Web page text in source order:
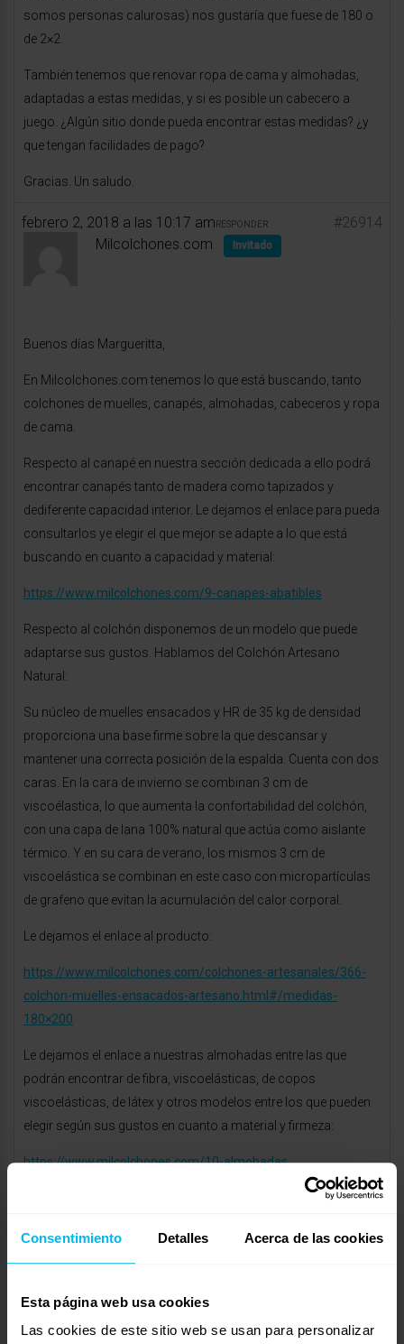
Consentimiento Detalles Acerca de las cookies
Esta página web usa cookies
Las cookies de este sitio web se usan para personalizar
somos personas calurosas) nos gustaría que fuese de 180 o
de 2×2.
También tenemos que renovar ropa de cama y almohadas,
adaptadas a estas medidas, y si es posible un cabecero a
juego. ¿Algún sitio donde pueda encontrar estas medidas? ¿y
que tengan facilidades de pago?
Gracias. Un saludo.
febrero 2, 2018 a las 10:17 am #26914
RESPONDER
Milcolchones.com Invitado
Buenos días Margueritta,
En Milcolchones.com tenemos lo que está buscando, tanto
colchones de muelles, canapés, almohadas, cabeceros y ropa
de cama.
Respecto al canapé en nuestra sección dedicada a ello podrá
encontrar canapés tanto de madera como tapizados y
dediferente capacidad interior. Le dejamos el enlace para pueda
consultarlos ye elegir el que mejor se adapte a lo que está
buscando en cuanto a capacidad y material:
https://www.milcolchones.com/9-canapes-abatibles
Respecto al colchón disponemos de un modelo que puede
adaptarse sus gustos. Hablamos del Colchón Artesano
Natural:
Su núcleo de muelles ensacados y HR de 35 kg de densidad
proporciona una base firme sobre la que descansar y
mantener una correcta posición de la espalda. Cuenta con dos
caras. En la cara de invierno se combinan 3 cm de
viscoélastica, lo que aumenta la confortabilidad del colchón,
con una capa de lana 100% natural que actúa como aislante
térmico. Y en su cara de verano, los mismos 3 cm de
viscoelástica se combinan en este caso con micropartículas
de grafeno que evitan la acumulación del calor corporal.
Le dejamos el enlace al producto:
https://www.milcolchones.com/colchones-artesanales/366-
colchon-muelles-ensacados-artesano.html#/medidas-
180×200
Le dejamos el enlace a nuestras almohadas entre las que
podrán encontrar de fibra, viscoelásticas, de copos
viscoelásticas, de látex y otros modelos entre los que pueden
elegir según sus gustos en cuanto a material y firmeza:
https://www.milcolchones.com/10-almohadas
Le dejamos el enlace a nuestra ropa de cama en donde podrá
nórdicas, etc: